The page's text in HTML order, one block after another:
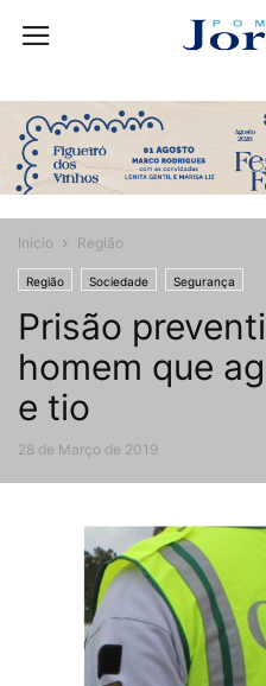
Início Região
Região Sociedade Segurança
Prisão
homem que
e tio
28 de Março de 2019